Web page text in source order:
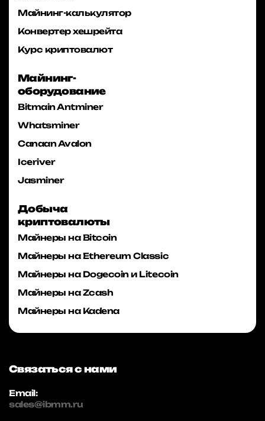
Майнинг-калькулятор
Конвертер хешрейта
Курс криптовалют
Майнинг-
оборудование
Bitmain Antminer
Whatsminer
Canaan Avalon
Iceriver
Jasminer
Добыча
криптовалюты
Майнеры на Bitcoin
Майнеры на Ethereum Classic
Майнеры на Dogecoin и Litecoin
Майнеры на Zcash
Майнеры на Kadena
Связаться с нами
Email:
sales@ibmm.ru